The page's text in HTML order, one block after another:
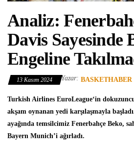
Analiz:
Davis Sayesinde
Engeline
13 Kasım 2024 Yazar: BASKETHABER
Turkish Airlines EuroLeague‘in
akşam oynanan yedi karşılaşmayla
ayağında temsilcimiz Fenerbahçe Beko,
Bayern Munich’i ağırladı.